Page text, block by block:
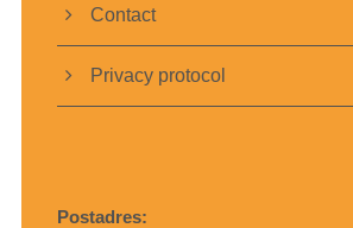
Contact
Privacy protocol
Postadres: